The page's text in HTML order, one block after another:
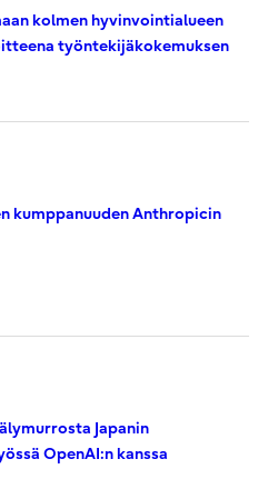
kolmen hyvinvointialueen
työntekijäkokemuksen
kumppanuuden Anthropicin
Japanin
OpenAI:n kanssa